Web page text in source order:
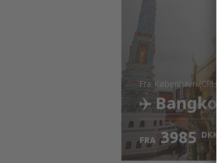
fra: København (CPH)
Bangkok
FRA 3985 DKK